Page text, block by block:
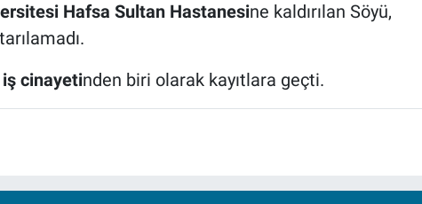
Hafsa Sultan Hastanesine kaldırılan Söyü,
iş cinayetinden biri olarak kayıtlara geçti.